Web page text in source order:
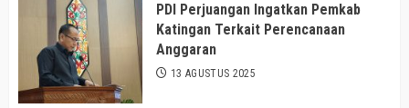
PDI Perjuangan Ingatkan Pemkab
Katingan Terkait Perencanaan
Anggaran
13 AGUSTUS 2025